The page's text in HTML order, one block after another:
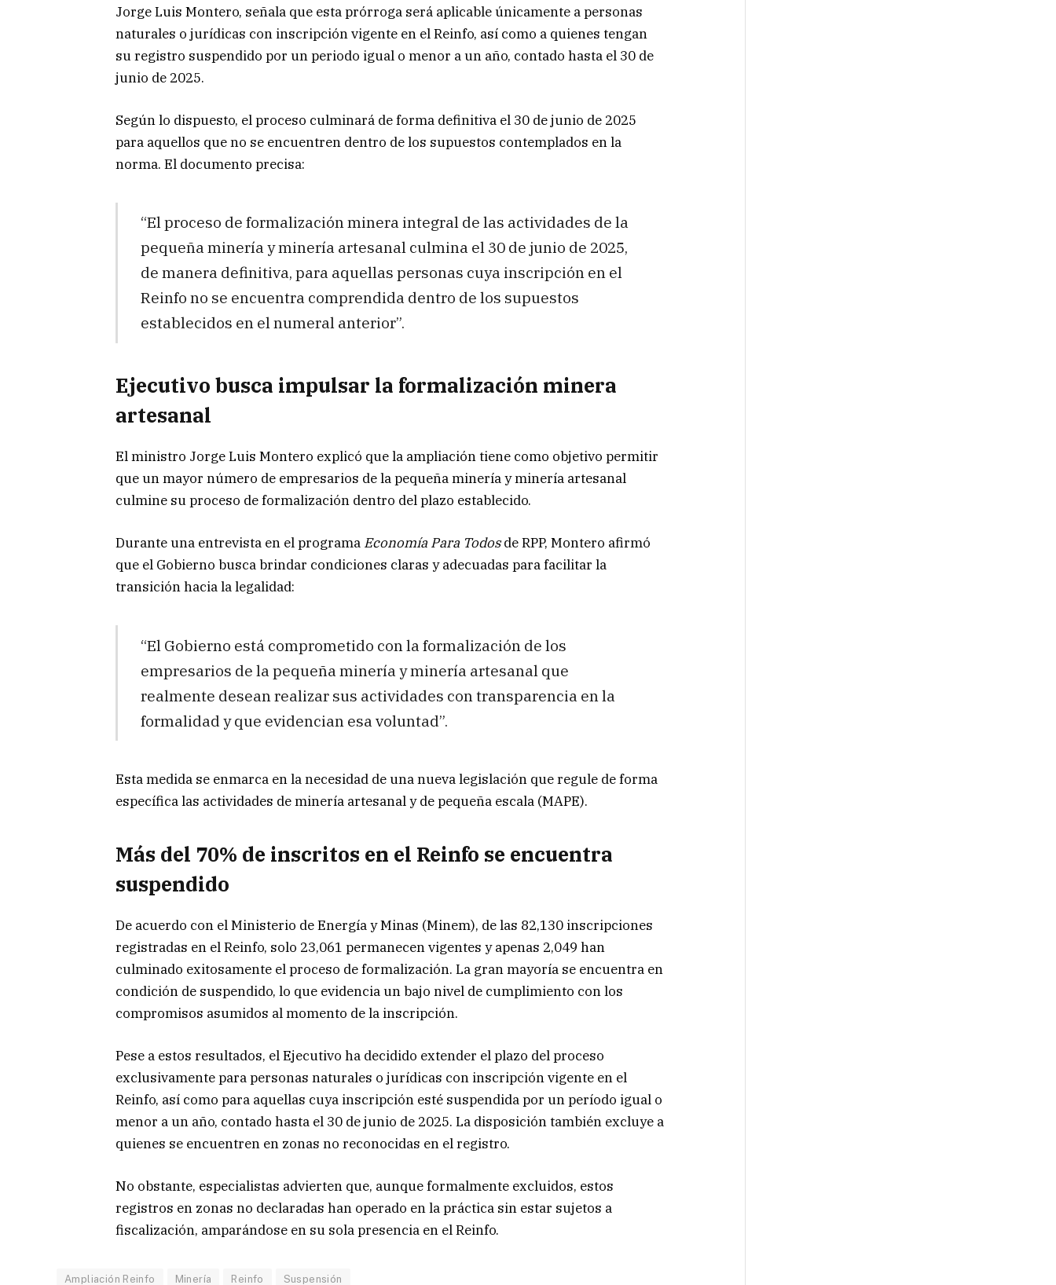
Jorge Luis Montero, señala que esta prórroga será aplicable únicamente a personas
naturales o jurídicas con inscripción vigente en el Reinfo, así como a quienes tengan
su registro suspendido por un periodo igual o menor a un año, contado hasta el 30 de
junio de 2025.
Según lo dispuesto, el proceso culminará de forma definitiva el 30 de junio de 2025
para aquellos que no se encuentren dentro de los supuestos contemplados en la
norma. El documento precisa:
“El proceso de formalización minera integral de las actividades de la
pequeña minería y minería artesanal culmina el 30 de junio de 2025,
de manera definitiva, para aquellas personas cuya inscripción en el
Reinfo no se encuentra comprendida dentro de los supuestos
establecidos en el numeral anterior”.
Ejecutivo busca impulsar la formalización minera
artesanal
El ministro Jorge Luis Montero explicó que la ampliación tiene como objetivo permitir
que un mayor número de empresarios de la pequeña minería y minería artesanal
culmine su proceso de formalización dentro del plazo establecido.
Durante una entrevista en el programa Economía Para Todosde RPP, Montero afirmó
que el Gobierno busca brindar condiciones claras y adecuadas para facilitar la
transición hacia la legalidad:
“El Gobierno está comprometido con la formalización de los
empresarios de la pequeña minería y minería artesanal que
realmente desean realizar sus actividades con transparencia en la
formalidad y que evidencian esa voluntad”.
Esta medida se enmarca en la necesidad de una nueva legislación que regule de forma
específica las actividades de minería artesanal y de pequeña escala (MAPE).
Más del 70% de inscritos en el Reinfo se encuentra
suspendido
De acuerdo con el Ministerio de Energía y Minas (Minem), de las 82,130 inscripciones
registradas en el Reinfo, solo 23,061 permanecen vigentes y apenas 2,049 han
culminado exitosamente el proceso de formalización. La gran mayoría se encuentra en
condición de suspendido, lo que evidencia un bajo nivel de cumplimiento con los
compromisos asumidos al momento de la inscripción.
Pese a estos resultados, el Ejecutivo ha decidido extender el plazo del proceso
exclusivamente para personas naturales o jurídicas con inscripción vigente en el
Reinfo, así como para aquellas cuya inscripción esté suspendida por un período igual o
menor a un año, contado hasta el 30 de junio de 2025. La disposición también excluye a
quienes se encuentren en zonas no reconocidas en el registro.
No obstante, especialistas advierten que, aunque formalmente excluidos, estos
registros en zonas no declaradas han operado en la práctica sin estar sujetos a
fiscalización, amparándose en su sola presencia en el Reinfo.
Ampliación Reinfo Minería Reinfo Suspensión